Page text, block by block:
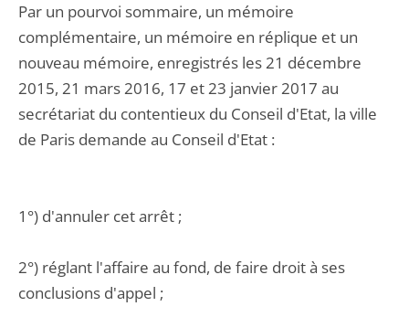
Par un pourvoi sommaire, un mémoire
complémentaire, un mémoire en réplique et un
nouveau mémoire, enregistrés les 21 décembre
2015, 21 mars 2016, 17 et 23 janvier 2017 au
secrétariat du contentieux du Conseil d'Etat, la ville
de Paris demande au Conseil d'Etat :
1°) d'annuler cet arrêt ;
2°) réglant l'affaire au fond, de faire droit à ses
conclusions d'appel ;